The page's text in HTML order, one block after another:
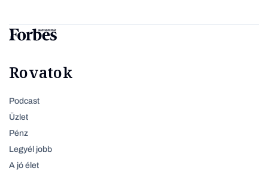
Rovatok
Podcast
Üzlet
Pénz
Legyél jobb
A jó élet